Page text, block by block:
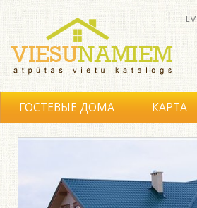
LV
ГОСТЕВЫЕ ДОМА КАРТА